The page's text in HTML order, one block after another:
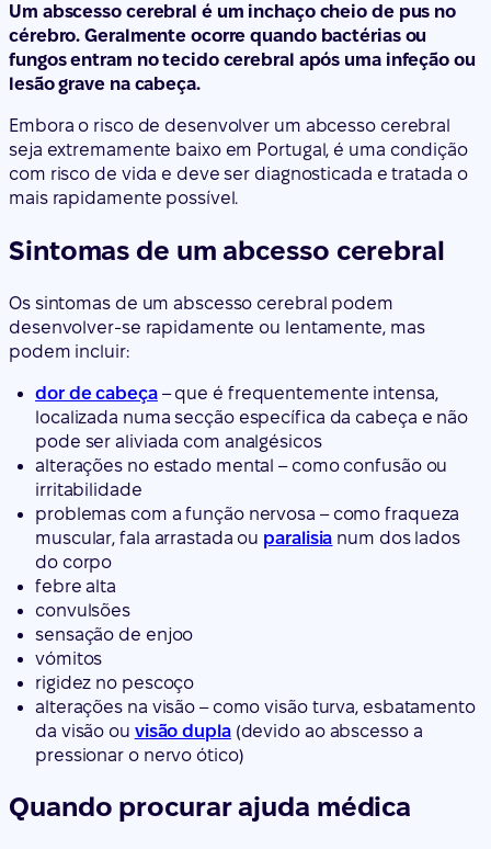
Um abscesso cerebral é um inchaço cheio de pus no
cérebro. Geralmente ocorre quando bactérias ou
fungos entram no tecido cerebral após uma infeção ou
lesão grave na cabeça.
Embora o risco de desenvolver um abcesso cerebral
seja extremamente baixo em Portugal, é uma condição
com risco de vida e deve ser diagnosticada e tratada o
mais rapidamente possível.
Sintomas de um abcesso cerebral
Os sintomas de um abscesso cerebral podem
desenvolver-se rapidamente ou lentamente, mas
podem incluir:
dor de cabeça– que é frequentemente intensa,
localizada numa secção específica da cabeça e não
pode ser aliviada com analgésicos
alterações no estado mental – como confusão ou
irritabilidade
problemas com a função nervosa – como fraqueza
muscular, fala arrastada ou paralisia num dos lados
do corpo
febre alta
convulsões
sensação de enjoo
vómitos
rigidez no pescoço
alterações na visão – como visão turva, esbatamento
da visão ou visão dupla(devido ao abscesso a
pressionar o nervo ótico)
Quando procurar ajuda médica